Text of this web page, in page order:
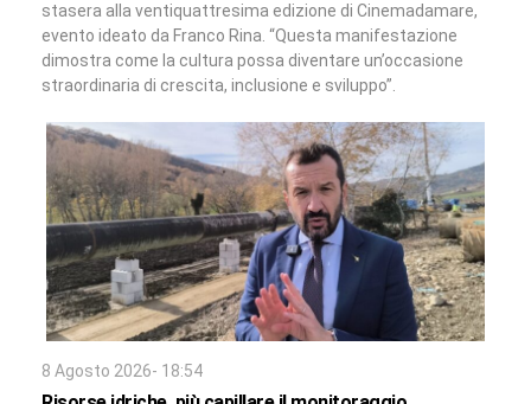
stasera alla ventiquattresima edizione di Cinemadamare,
evento ideato da Franco Rina. “Questa manifestazione
dimostra come la cultura possa diventare un’occasione
straordinaria di crescita, inclusione e sviluppo”.
8 Agosto 2026- 18:54